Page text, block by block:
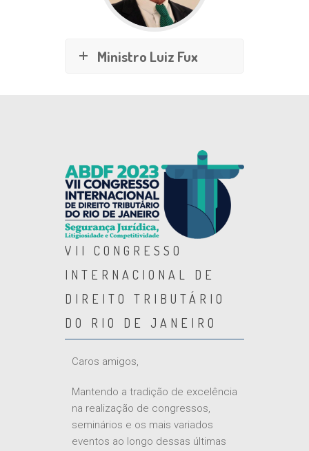
Ministro Luiz Fux
VII CONGRESSO
INTERNACIONAL DE
DIREITO TRIBUTÁRIO
DO RIO DE JANEIRO
Caros amigos,
Mantendo a tradição de excelência
na realização de congressos,
seminários e os mais variados
eventos ao longo dessas últimas